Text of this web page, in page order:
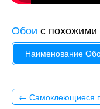
Обои с похожими
Наименование
← Самоклеющиеся